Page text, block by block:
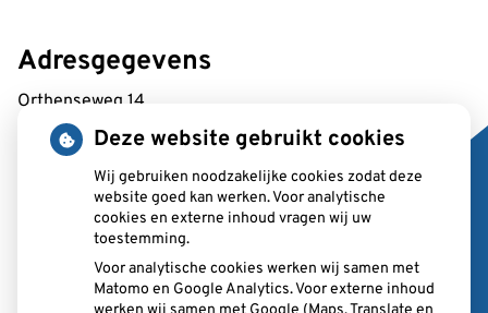
Adresgegevens
Orthenseweg 14
5212 XA 's-Hertogenbosch
073 687 2370
balie@ppf.nu
Deze website gebruikt cookies
Wij gebruiken noodzakelijke cookies zodat deze
website goed kan werken. Voor analytische
cookies en externe inhoud vragen wij uw
toestemming.
Voor analytische cookies werken wij samen met
Matomo en Google Analytics. Voor externe inhoud